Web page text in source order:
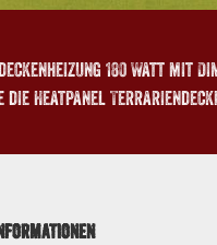
180 Watt mit
die Heatpanel